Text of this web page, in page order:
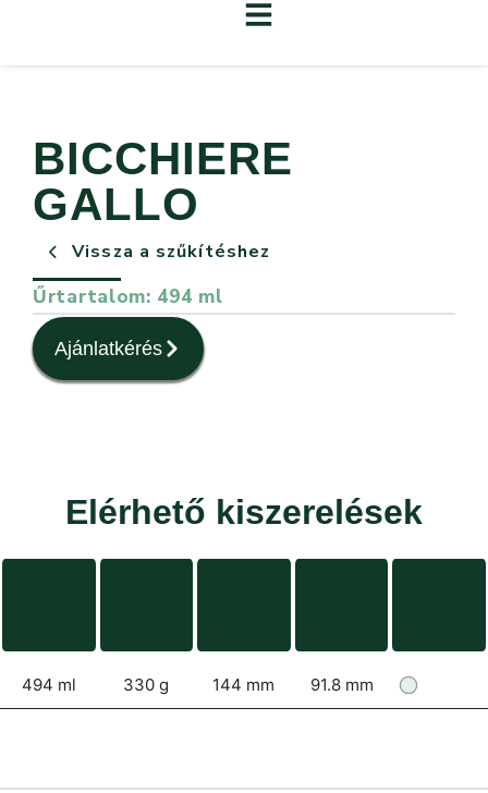
BICCHIERE
GALLO
Vissza a szűkítéshez
Űrtartalom: 494 ml
Ajánlatkérés
Elérhető kiszerelések
494 ml 330 g 144 mm 91.8 mm